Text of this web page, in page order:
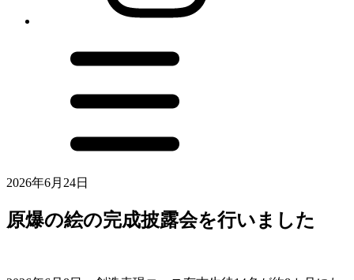
2026年6月24日
原爆の絵の完成披露会を行いました